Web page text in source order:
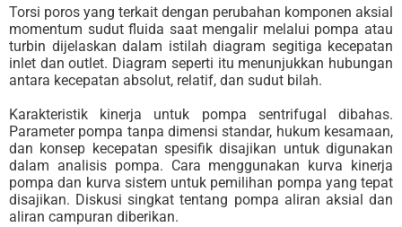
Torsi poros yang terkait dengan perubahan komponen aksial
momentum sudut fluida saat mengalir melalui pompa atau
turbin dijelaskan dalam istilah diagram segitiga kecepatan
inlet dan outlet. Diagram seperti itu menunjukkan hubungan
antara kecepatan absolut, relatif, dan sudut bilah.
Karakteristik kinerja untuk pompa sentrifugal dibahas.
Parameter pompa tanpa dimensi standar, hukum kesamaan,
dan konsep kecepatan spesifik disajikan untuk digunakan
dalam analisis pompa. Cara menggunakan kurva kinerja
pompa dan kurva sistem untuk pemilihan pompa yang tepat
disajikan. Diskusi singkat tentang pompa aliran aksial dan
aliran campuran diberikan.